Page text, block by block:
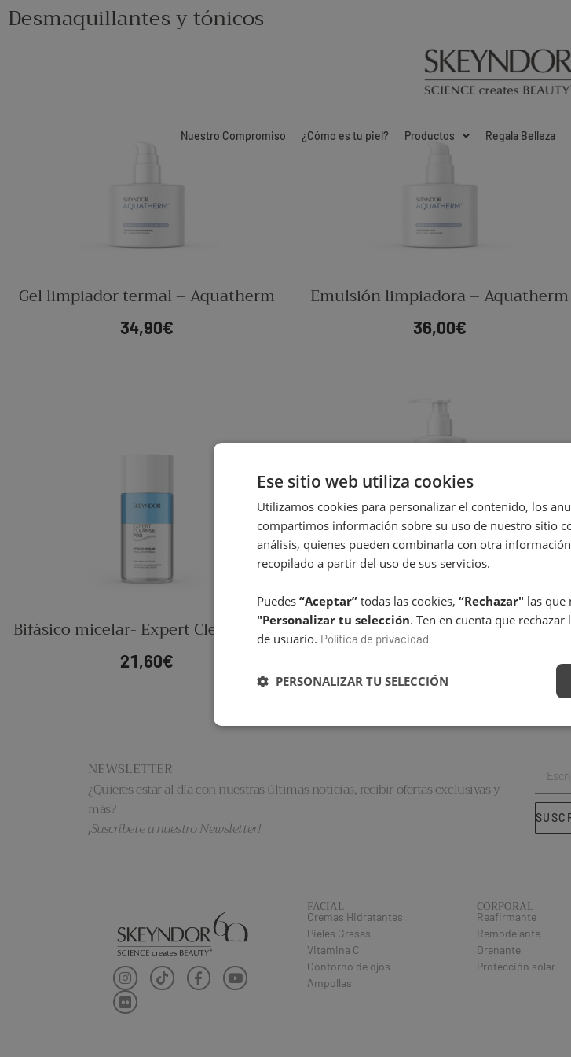
Nuestro Compromiso ¿Cómo es tu piel? Productos Regala Belleza
Desmaquillantes y tónicos
Gel limpiador termal – Aquatherm
34,90€
Emulsión limpiadora – Aquatherm
36,00€
Bifásico micelar- Expert Cleanse Pro
21,60€
Gel en espuma matificante- Expert
Cleanse Pro
34,25
NEWSLETTER
¿Quieres estar al día con nuestras últimas noticias, recibir ofertas exclusivas y
más?
¡Suscríbete a nuestro Newsletter!
FACIAL
Cremas Hidratantes
Pieles Grasas
Vitamina C
Contorno de ojos
Ampollas
CORPORAL
Reafirmante
Remodelante
Drenante
Protección solar
Ese sitio web utiliza cookies
Utilizamos cookies para personalizar el contenido, los
compartimos información sobre su uso de nuestro sitio
análisis, quienes pueden combinarla con otra
recopilado a partir del uso de sus servicios.
Puedes “Aceptar” todas las cookies, “Rechazar" las que
"Personalizar tu selección. Ten en cuenta que
de usuario. Política de privacidad
PERSONALIZAR TU SELECCIÓN